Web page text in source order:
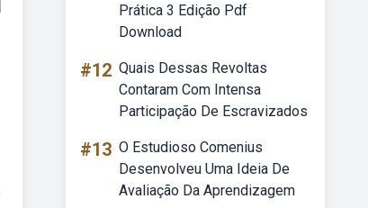
Prática 3 Edição Pdf
Download
#12 Quais Dessas Revoltas
Contaram Com Intensa
Participação De Escravizados
#13 O Estudioso Comenius
Desenvolveu Uma Ideia De
Avaliação Da Aprendizagem